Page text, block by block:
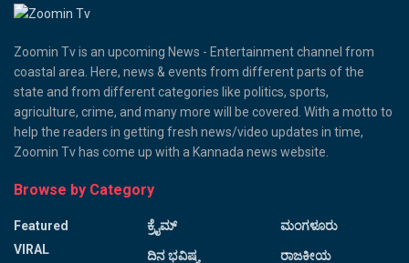
Zoomin Tv is an upcoming News - Entertainment channel from
coastal area. Here, news & events from different parts of the
state and from different categories like politics, sports,
agriculture, crime, and many more will be covered. With a motto to
help the readers in getting fresh news/video updates in time,
Zoomin Tv has come up with a Kannada news website.
Browse by Category
Featured
VIRAL
ಕ್ರೈಮ್
ದಿನ ಭವಿಷ್ಯ
ಮಂಗಳೂರು
ರಾಜಕೀಯ